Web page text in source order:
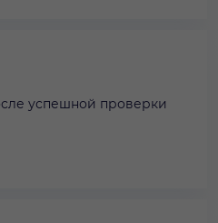
успешной проверки